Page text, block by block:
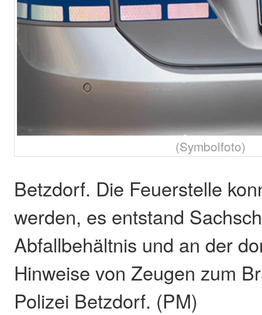
(Symbolfoto)
Betzdorf. Die Feuerstelle
werden, es entstand
Abfallbehältnis und an der
Hinweise von Zeugen zum
Polizei Betzdorf. (PM)